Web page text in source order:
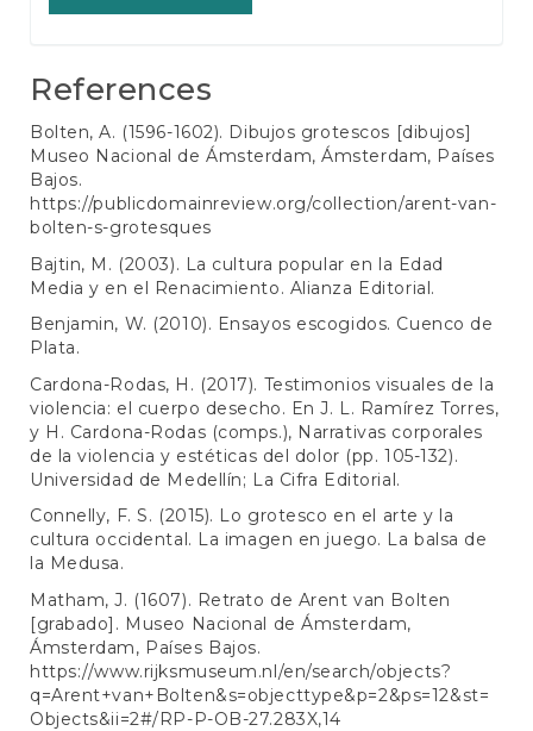
References
Bolten, A. (1596-1602). Dibujos grotescos [dibujos]
Museo Nacional de Ámsterdam, Ámsterdam, Países
Bajos.
https://publicdomainreview.org/collection/arent-van-
bolten-s-grotesques
Bajtin, M. (2003). La cultura popular en la Edad
Media y en el Renacimiento. Alianza Editorial.
Benjamin, W. (2010). Ensayos escogidos. Cuenco de
Plata.
Cardona-Rodas, H. (2017). Testimonios visuales de la
violencia: el cuerpo desecho. En J. L. Ramírez Torres,
y H. Cardona-Rodas (comps.), Narrativas corporales
de la violencia y estéticas del dolor (pp. 105-132).
Universidad de Medellín; La Cifra Editorial.
Connelly, F. S. (2015). Lo grotesco en el arte y la
cultura occidental. La imagen en juego. La balsa de
la Medusa.
Matham, J. (1607). Retrato de Arent van Bolten
[grabado]. Museo Nacional de Ámsterdam,
Ámsterdam, Países Bajos.
https://www.rijksmuseum.nl/en/search/objects?
q=Arent+van+Bolten&s=objecttype&p=2&ps=12&st=
Objects&ii=2#/RP-P-OB-27.283X,14